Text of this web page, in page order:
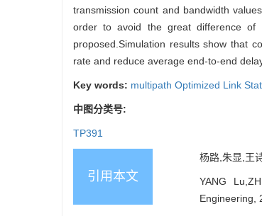
transmission count and bandwidth
order to avoid the great difference
proposed.Simulation results show that
rate and reduce average end-to-end
Key words: multipath Optimized Link
中图分类号:
TP391
引用本文
杨路,朱显,王
YANG
Engineering,